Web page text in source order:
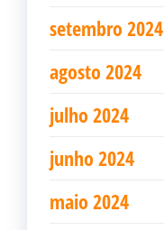
setembro 2024
agosto 2024
julho 2024
junho 2024
maio 2024